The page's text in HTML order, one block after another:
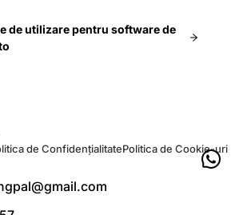
de utilizare pentru software de
de ConfidențialitatePolitica de Cookie-uri